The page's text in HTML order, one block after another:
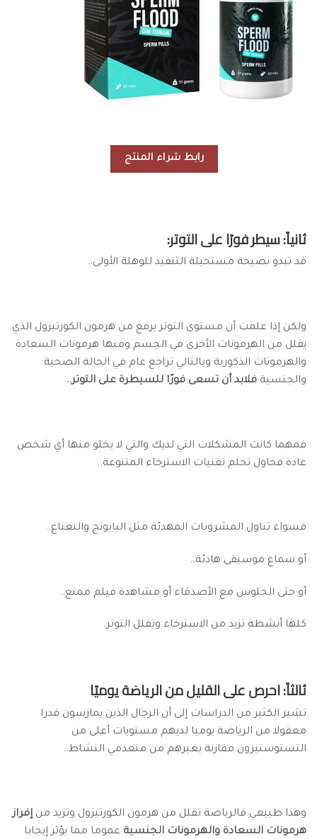
رابط شراء المنتج
ثانياً: سيطر فورًا على التوتر:
قد تبدو نصيحة مستحيلة التنفيذ للوهلة الأولى..
ولكن إذا علمت أن مستوى التوتر يرفع من هرمون الكورتيزول الذي
يقلل من الهرمونات الأخرى في الجسم ومنها هرمونات السعادة
والهرمونات الذكورية وبالتالي تراجع عام في الحالة الصحية
والجنسية فلابد أن تسعى فورًا للسيطرة على التوتر..
فمهما كانت المشكلات التي لديك والتي لا يخلو منها أي شخص
عادة فحاول تحلم تقنيات الاسترخاء المتنوعة..
فسواء تناول المشروبات المهدئة مثل البابونج والنعناع..
أو سماع موسيقى هادئة..
أو حتى الجلوس مع الأصدقاء أو مشاهدة فيلم ممتع..
كلها أنشطة تزيد من الاسترخاء وتقلل التوتر.
ثالثاً: احرص على القليل من الرياضة يوميًا
تشير الكثير من الدراسات إلى أن الرجال الذين يمارسون قدرا
معقولا من الرياضة يوميا لديهم مستويات أعلى من
التستوستيرون مقارنة بغيرهم من منعدمي النشاط..
وهذا طبيعي فالرياضة تقلل من هرمون الكورتيزول وتزيد منإفراز
هرمونات السعادة والهرمونات الجنسية عموما مما يؤثر إيجابا